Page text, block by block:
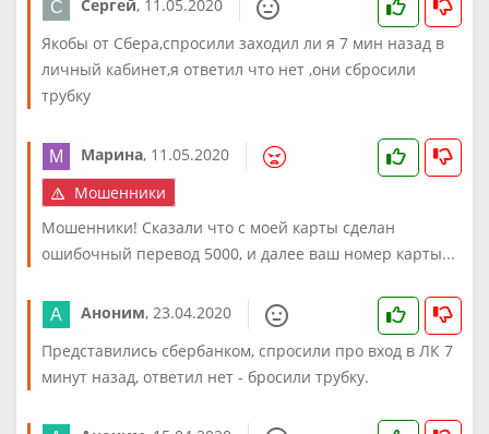
Сергей, 11.05.2020
Якобы от Сбера,спросили заходил ли я 7 мин назад в
личный кабинет,я ответил что нет ,они сбросили
трубку
Марина, 11.05.2020
Мошенники
Мошенники! Сказали что с моей карты сделан
ошибочный перевод 5000, и далее ваш номер карты...
Аноним, 23.04.2020
Представились сбербанком, спросили про вход в ЛК 7
минут назад, ответил нет - бросили трубку.